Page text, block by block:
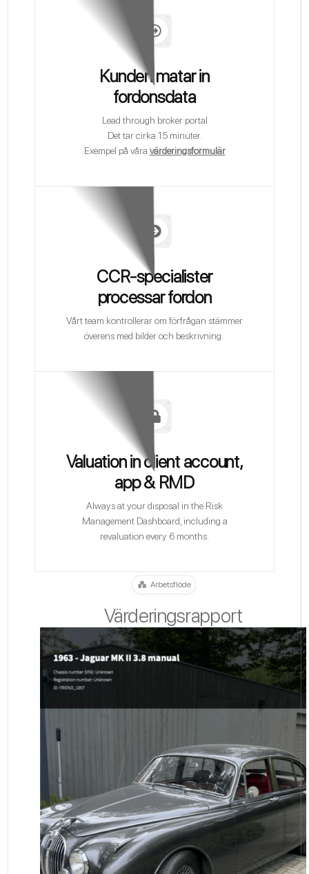
Kunden matar in
fordonsdata
Lead through broker portal
Det tar cirka 15 minuter.
Exempel på våra värderingsformulär
CCR-specialister
processar fordon
Vårt team kontrollerar om förfrågan stämmer
överens med bilder och beskrivning.
Valuation in client account,
app & RMD
Always at your disposal in the Risk
Management Dashboard, including a
revaluation every 6 months.
Arbetsflöde
Värderingsrapport